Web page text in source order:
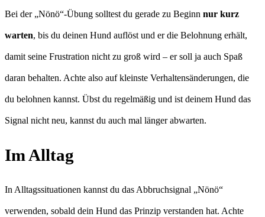
Bei der „Nönö“-Übung solltest du gerade zu Beginn nur kurz
warten, bis du deinen Hund auflöst und er die Belohnung erhält,
damit seine Frustration nicht zu groß wird – er soll ja auch Spaß
daran behalten. Achte also auf kleinste Verhaltensänderungen, die
du belohnen kannst. Übst du regelmäßig und ist deinem Hund das
Signal nicht neu, kannst du auch mal länger abwarten.
Im Alltag
In Alltagssituationen kannst du das Abbruchsignal „Nönö“
verwenden, sobald dein Hund das Prinzip verstanden hat. Achte